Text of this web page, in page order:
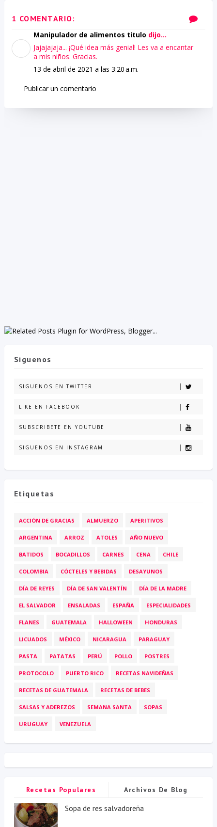
1 COMENTARIO:
Manipulador de alimentos titulo dijo...
Jajajajaja... ¡Qué idea más genial! Les va a encantar
a mis niños. Gracias.
13 de abril de 2021 a las 3:20 a.m.
Publicar un comentario
Siguenos
SIGUENOS EN TWITTER
LIKE EN FACEBOOK
SUBSCRIBETE EN YOUTUBE
SIGUENOS EN INSTAGRAM
Etiquetas
ACCIÓN DE GRACIAS ALMUERZO APERITIVOS
ARGENTINA ARROZ ATOLES AÑO NUEVO
BATIDOS BOCADILLOS CARNES CENA CHILE
COLOMBIA CÓCTELES Y BEBIDAS DESAYUNOS
DÍA DE REYES DÍA DE SAN VALENTÍN DÍA DE LA MADRE
EL SALVADOR ENSALADAS ESPAÑA ESPECIALIDADES
FLANES GUATEMALA HALLOWEEN HONDURAS
LICUADOS MÉXICO NICARAGUA PARAGUAY
PASTA PATATAS PERÚ POLLO POSTRES
PROTOCOLO PUERTO RICO RECETAS NAVIDEÑAS
RECETAS DE GUATEMALA RECETAS DE BEBES
SALSAS Y ADEREZOS SEMANA SANTA SOPAS
URUGUAY VENEZUELA
Recetas Populares Archivos De Blog
Sopa de res salvadoreña